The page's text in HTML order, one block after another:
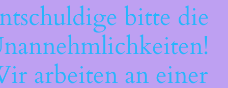
bitte die
arbeiten an einer